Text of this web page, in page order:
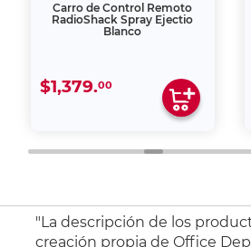
Carro de Control Remoto
RadioShack Spray Ejectio
Blanco
$1,379.00
"La descripción de los
creación propia de Office